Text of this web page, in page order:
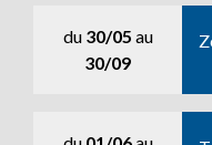
du 30/05 au
30/09